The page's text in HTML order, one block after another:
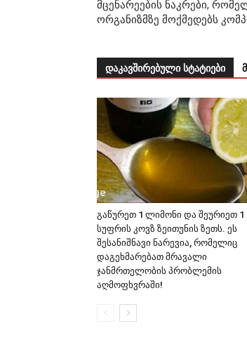
მცენარეების ნაკრები,
ორგანიზმზე მოქმედებს
დაკავშირებული სტატიები
გაწურეთ 1 ლიმონი და შეურიეთ 1
სუფრის კოვზ ზეითუნის ზეთს. ეს
შესანიშნავი ნარევია, რომელიც
დაგეხმარებათ მრავალი
ჯანმრთელობის პრობლემის
აღმოფხვრაში!